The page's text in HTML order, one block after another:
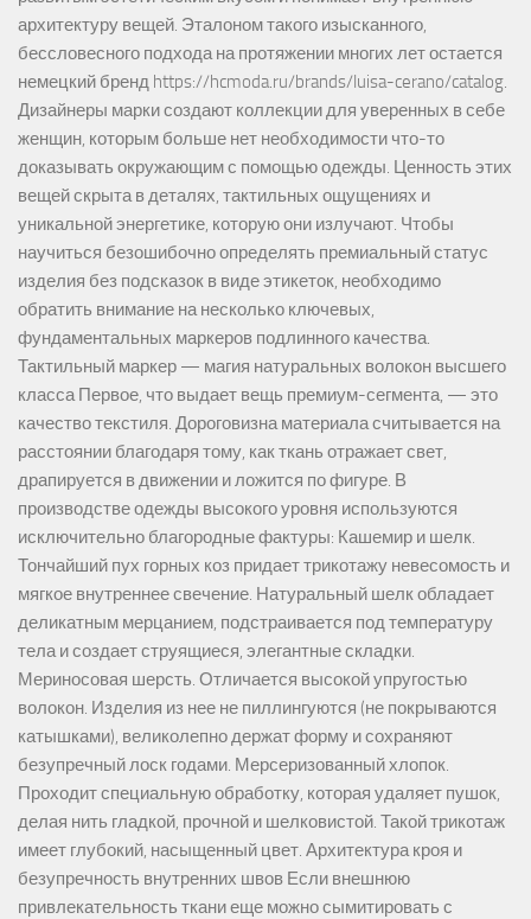
архитектуру вещей. Эталоном такого изысканного,
бессловесного подхода на протяжении многих лет остается
немецкий бренд https://hcmoda.ru/brands/luisa-cerano/catalog.
Дизайнеры марки создают коллекции для уверенных в себе
женщин, которым больше нет необходимости что-то
доказывать окружающим с помощью одежды. Ценность этих
вещей скрыта в деталях, тактильных ощущениях и
уникальной энергетике, которую они излучают. Чтобы
научиться безошибочно определять премиальный статус
изделия без подсказок в виде этикеток, необходимо
обратить внимание на несколько ключевых,
фундаментальных маркеров подлинного качества.
Тактильный маркер — магия натуральных волокон высшего
класса Первое, что выдает вещь премиум-сегмента, — это
качество текстиля. Дороговизна материала считывается на
расстоянии благодаря тому, как ткань отражает свет,
драпируется в движении и ложится по фигуре. В
производстве одежды высокого уровня используются
исключительно благородные фактуры: Кашемир и шелк.
Тончайший пух горных коз придает трикотажу невесомость и
мягкое внутреннее свечение. Натуральный шелк обладает
деликатным мерцанием, подстраивается под температуру
тела и создает струящиеся, элегантные складки.
Мериносовая шерсть. Отличается высокой упругостью
волокон. Изделия из нее не пиллингуются (не покрываются
катышками), великолепно держат форму и сохраняют
безупречный лоск годами. Мерсеризованный хлопок.
Проходит специальную обработку, которая удаляет пушок,
делая нить гладкой, прочной и шелковистой. Такой трикотаж
имеет глубокий, насыщенный цвет. Архитектура кроя и
безупречность внутренних швов Если внешнюю
привлекательность ткани еще можно сымитировать с